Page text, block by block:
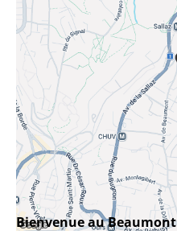
Bienvenue au Beaumont